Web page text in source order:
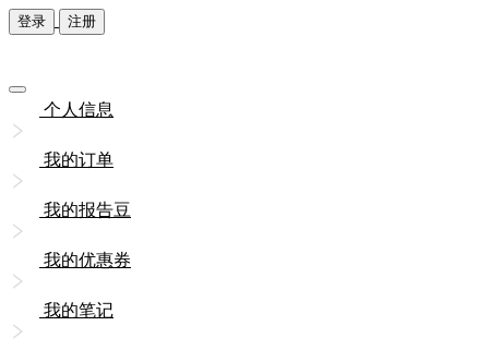
登录 注册
个人信息
我的订单
我的报告豆
我的优惠券
我的笔记